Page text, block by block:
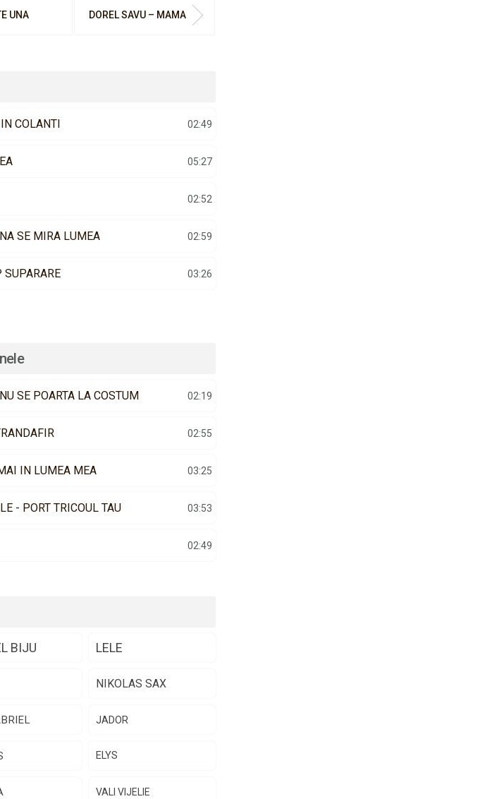
UNA DOREL SAVU – MAMA
COLANTI 02:49
05:27
02:52
SE MIRA LUMEA 02:59
03:26
SE POARTA LA COSTUM 02:19
02:55
IN LUMEA MEA 03:25
- PORT TRICOUL TAU 03:53
02:49
BIJU LELE
NIKOLAS SAX
JADOR
ELYS
VALI VIJELIE